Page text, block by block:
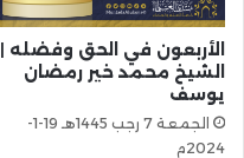
الأربعون في الحق وفضله |
الشيخ محمد خير رمضان
يوسف
الجمعة 7 رجب 1445هـ 19-1-
2024م